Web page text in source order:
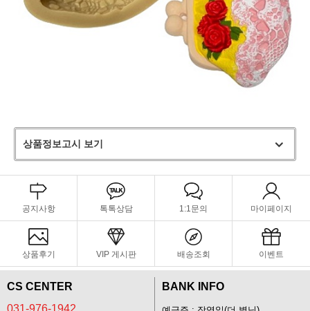
상품정보고시 보기
공지사항 톡톡상담 1:1문의 마이페이지
상품후기 VIP 게시판 배송조회 이벤트
CS CENTER
031-976-1942
BANK INFO